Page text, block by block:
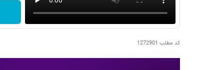
کد مطلب 1272901